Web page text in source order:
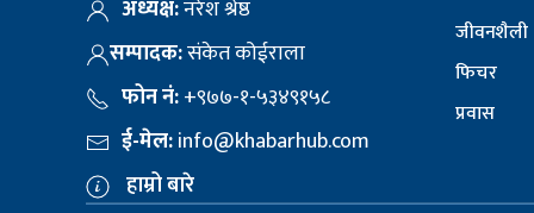
अध्यक्ष:नरेश श्रेष्ठ
सम्पादक:संकेत कोईराला
फोन नं:+९७७-१-५३४९१५८
ई-मेल:info@khabarhub.com
हाम्रो बारे
जीवनशैली
फिचर
प्रवास